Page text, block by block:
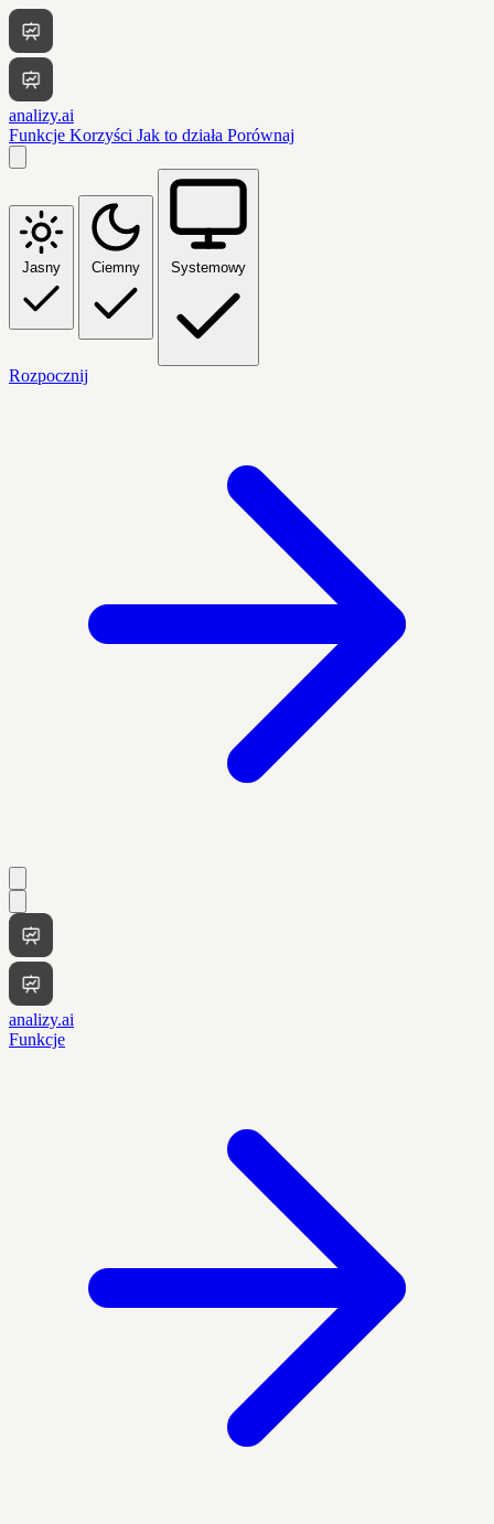
analizy.ai
Funkcje Korzyści Jak to działa Porównaj
Jasny Ciemny Systemowy
Rozpocznij
analizy.ai
Funkcje